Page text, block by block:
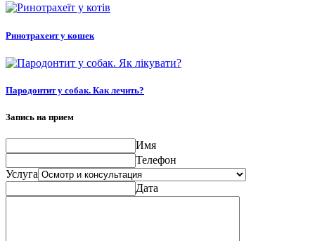
Ринотрахеит у кошек
Пародонтит у собак. Как лечить?
Запись на прием
Имя
Телефон
Услуга
Дата